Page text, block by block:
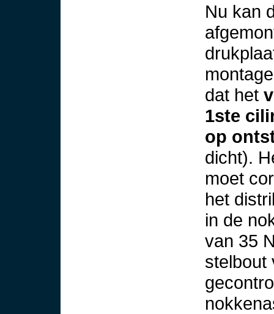
Nu kan
dat het
1ste
op
dicht).
moet
het
in de
van 35
stelbout